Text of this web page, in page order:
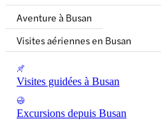
Aventure à Busan
Visites aériennes en Busan
Visites guidées à Busan
Excursions depuis Busan